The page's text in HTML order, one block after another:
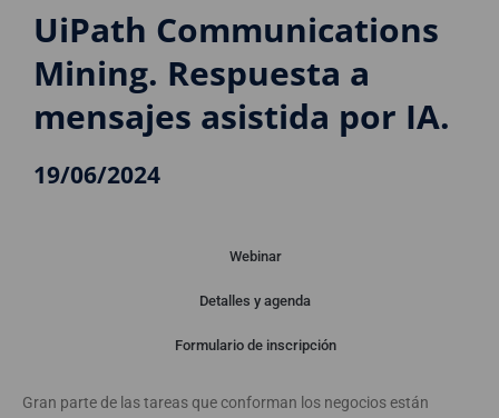
UiPath Communications
Mining. Respuesta a
mensajes asistida por IA.
19/06/2024
Webinar
Detalles y agenda
Formulario de inscripción
Gran parte de las tareas que conforman los negocios están